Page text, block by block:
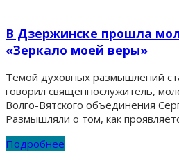
В Дзержинске прошла
«Зеркало моей веры»
Темой духовных размышлений
говорил священнослужитель,
Волго-Вятского объединения
Размышляли о том, как
Подробнее